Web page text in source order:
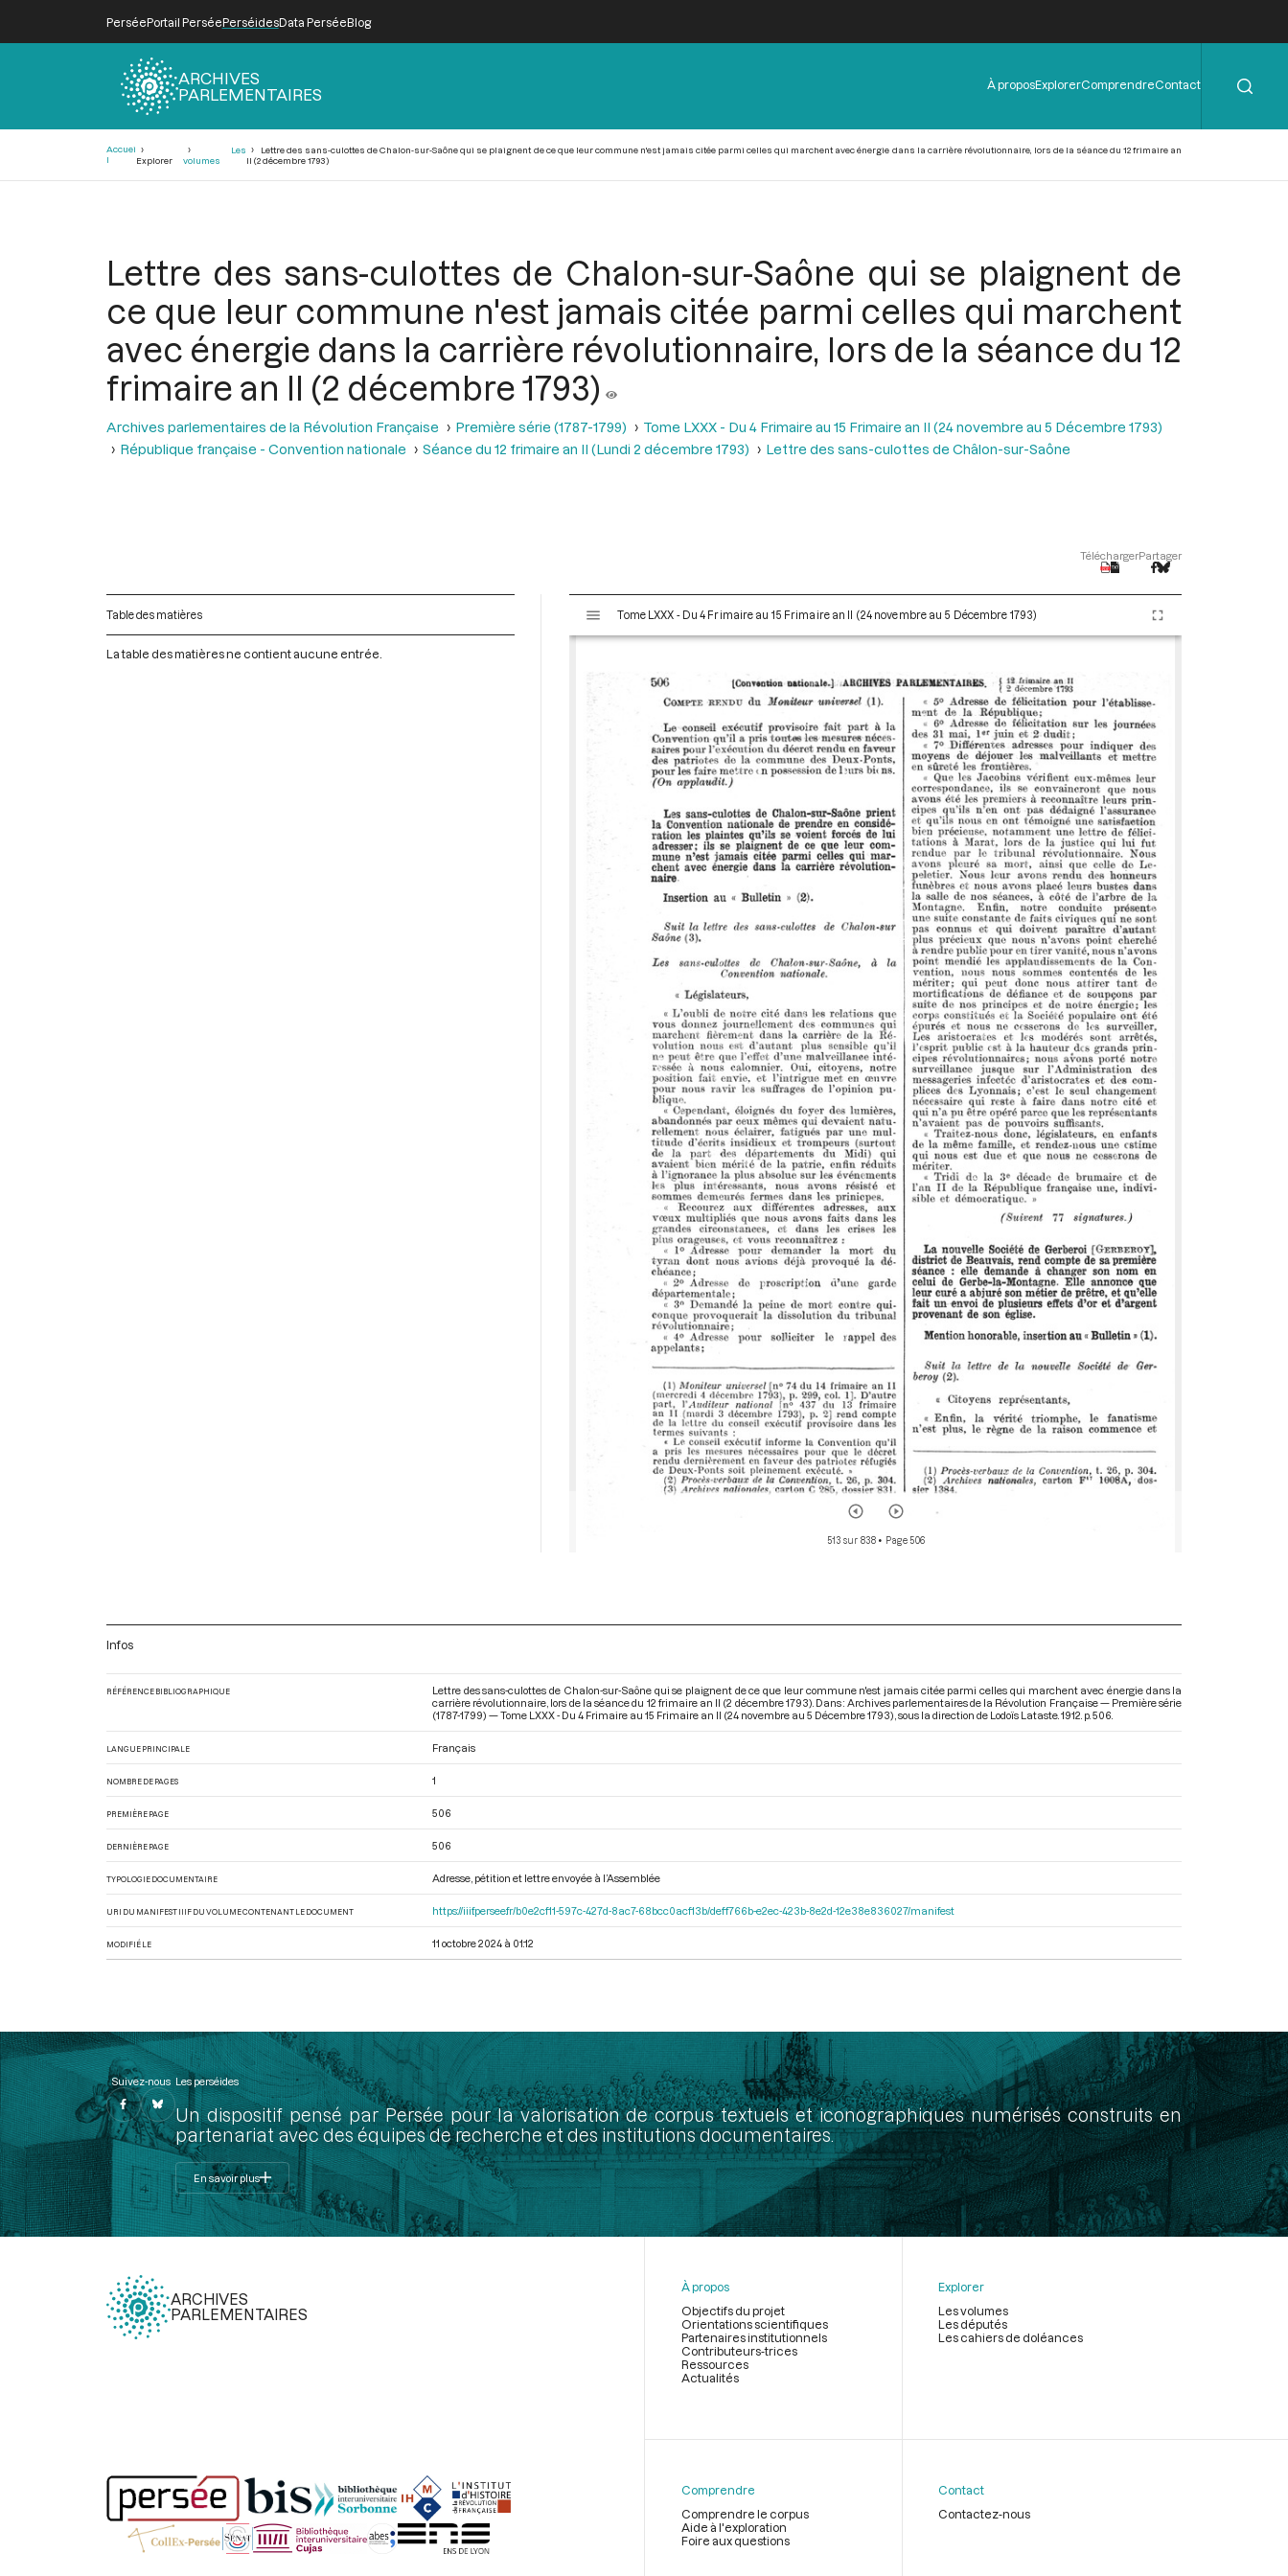
PerséePortail PerséePerséidesData PerséeBlog
ARCHIVES
PARLEMENTAIRES
Menu
de
À proposExplorerComprendreContact
Accuei
l
Explorer
Les
volumes
Lettre des sans-culottes de Chalon-sur-Saône qui se plaignent de ce que leur commune n'est jamais citée parmi celles qui marchent avec énergie dans la carrière révolutionnaire, lors de la séance du 12 frimaire an
II (2 décembre 1793)
Lettre des sans-culottes de Chalon-sur-Saône qui se plaignent de
ce que leur commune n'est jamais citée parmi celles qui marchent
avec énergie dans la carrière révolutionnaire, lors de la séance du 12
frimaire an II (2 décembre 1793)
Archives parlementaires de la Révolution Française Première série (1787-1799)
Tome LXXX - Du 4 Frimaire au 15 Frimaire an II (24 novembre au 5 Décembre 1793)
République française - Convention nationale
Séance du 12 frimaire an II (Lundi 2 décembre 1793) Lettre des sans-culottes de Châlon-sur-Saône
TéléchargerPartager
Table des matières
La table des matières ne contient aucune entrée.
s
Tome LXXX - Du 4 Frimaire au 15 Frimaire an II (24 novembre au 5 Décembre 1793)
513 sur 838• Page 506
Infos
RÉFÉRENCE BIBLIOGRAPHIQUE
Lettre des sans-culottes de Chalon-sur-Saône qui se plaignent de ce que leur commune n'est jamais citée parmi celles qui marchent avec énergie dans la
carrière révolutionnaire, lors de la séance du 12 frimaire an II (2 décembre 1793). Dans : Archives parlementaires de la Révolution Française — Première série
(1787-1799) — Tome LXXX - Du 4 Frimaire au 15 Frimaire an II (24 novembre au 5 Décembre 1793) , sous la direction de Lodoïs Lataste. 1912. p. 506.
LANGUE PRINCIPALE Français
NOMBRE DE PAGES 1
PREMIÈRE PAGE 506
DERNIÈRE PAGE 506
TYPOLOGIE DOCUMENTAIRE Adresse, pétition et lettre envoyée à l’Assemblée
URI DU MANIFEST IIIF DU VOLUME CONTENANT LE DOCUMENT https://iiif.persee.fr/b0e2cf11-597c-427d-8ac7-68bcc0acf13b/deff766b-e2ec-423b-8e2d-12e38e836027/manifest
MODIFIÉ LE 11 octobre 2024 à 01:12
Suivez-nous Les perséides
Un dispositif pensé par Persée pour la valorisation de corpus textuels et iconographiques numérisés construits en
partenariat avec des équipes de recherche et des institutions documentaires.
En savoir plus
ARCHIVES
PARLEMENTAIRES
page
À propos
Objectifs du projet
Orientations scientifiques
Partenaires institutionnels
Contributeurs-trices
Ressources
Actualités
Explorer
Les volumes
Les députés
Les cahiers de doléances
Comprendre
Comprendre le corpus
Aide à l'exploration
Foire aux questions
Contact
Contactez-nous